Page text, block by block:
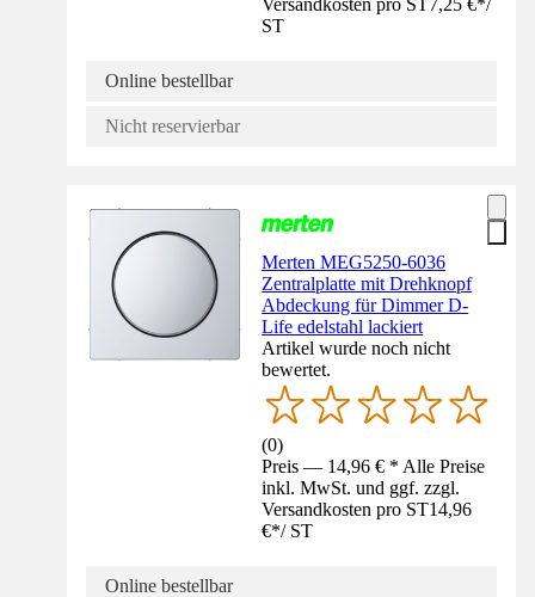
Versandkosten pro ST7,25 €*/
ST
Online bestellbar
Nicht reservierbar
Merten MEG5250-6036
Zentralplatte mit Drehknopf
Abdeckung für Dimmer D-
Life edelstahl lackiert
Artikel wurde noch nicht
bewertet.
(0)
Preis — 14,96 € * Alle Preise
inkl. MwSt. und ggf. zzgl.
Versandkosten pro ST14,96
€*/ ST
Online bestellbar